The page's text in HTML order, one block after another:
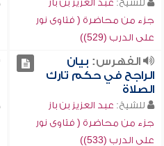
للشيخ: عبد العزيز بن باز
جزء من محاضرة ( فتاوى نور
على الدرب (529))
الفهرس: بيان
الراجح في حكم تارك
الصلاة
للشيخ: عبد العزيز بن باز
جزء من محاضرة ( فتاوى نور
على الدرب (533))